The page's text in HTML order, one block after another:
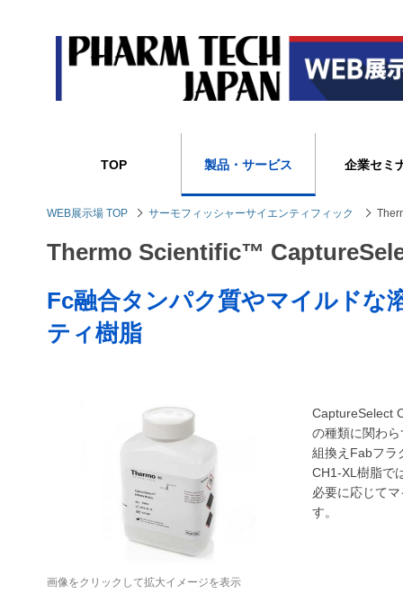
TOP 製品・サービス 企業セミ
WEB展示場 TOP サーモフィッシャーサイエンティフィック
Thermo Scientific™
Fc融合タンパク質やマイルドな
ティ樹脂
画像をクリックして拡大イメージを表示
CaptureSelect
の種類に関わ
組換えFabフラ
CH1-XL樹脂で
必要に応じて
す。